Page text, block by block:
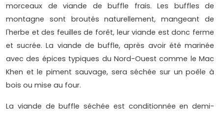
morceaux de viande de buffle frais. Les buffles de
montagne sont broutés naturellement, mangeant de
l'herbe et des feuilles de forêt, leur viande est donc ferme
et sucrée. La viande de buffle, après avoir été marinée
avec des épices typiques du Nord-Ouest comme le Mac
Khen et le piment sauvage, sera séchée sur un poêle à
bois ou mise au four.
La viande de buffle séchée est conditionnée en demi-